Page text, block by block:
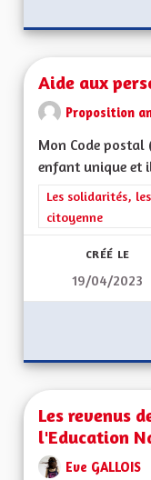
Aide aux
Proposition
Mon Code
enfant unique et
Filtrer les
Les solidarités,
citoyenne
CRÉÉ LE
19/04/2023
Les revenus
l'Education
Eve GALLOIS